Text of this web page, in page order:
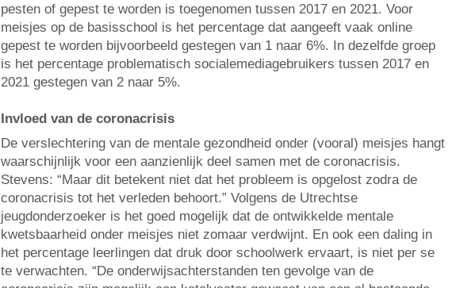
pesten of gepest te worden is toegenomen tussen 2017 en 2021. Voor
meisjes op de basisschool is het percentage dat aangeeft vaak online
gepest te worden bijvoorbeeld gestegen van 1 naar 6%. In dezelfde groep
is het percentage problematisch socialemediagebruikers tussen 2017 en
2021 gestegen van 2 naar 5%.
Invloed van de coronacrisis
De verslechtering van de mentale gezondheid onder (vooral) meisjes hangt
waarschijnlijk voor een aanzienlijk deel samen met de coronacrisis.
Stevens: “Maar dit betekent niet dat het probleem is opgelost zodra de
coronacrisis tot het verleden behoort.” Volgens de Utrechtse
jeugdonderzoeker is het goed mogelijk dat de ontwikkelde mentale
kwetsbaarheid onder meisjes niet zomaar verdwijnt. En ook een daling in
het percentage leerlingen dat druk door schoolwerk ervaart, is niet per se
te verwachten. “De onderwijsachterstanden ten gevolge van de